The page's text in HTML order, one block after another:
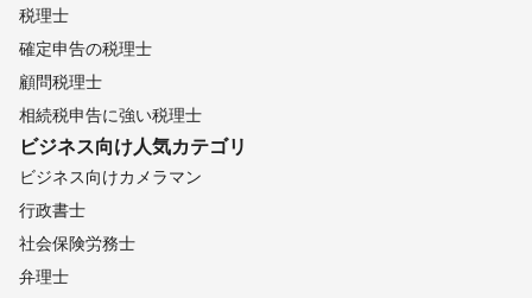
税理士
確定申告の税理士
顧問税理士
相続税申告に強い税理士
ビジネス向け人気カテゴリ
ビジネス向けカメラマン
行政書士
社会保険労務士
弁理士